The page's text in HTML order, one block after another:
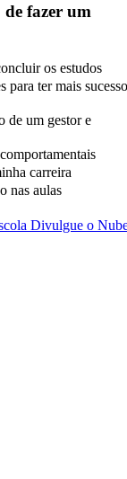
fazer um
os estudos
para ter mais sucesso
de um gestor e
carreira
nas aulas
Divulgue o